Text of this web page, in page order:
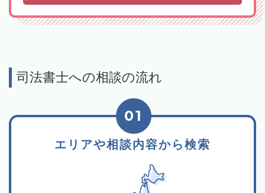
司法書士への相談の流れ
エリアや相談内容から検索
01